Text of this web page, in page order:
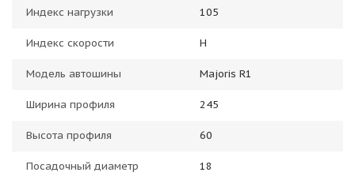
Индекс нагрузки 105
Индекс скорости H
Модель автошины Majoris R1
Ширина профиля 245
Высота профиля 60
Посадочный диаметр 18